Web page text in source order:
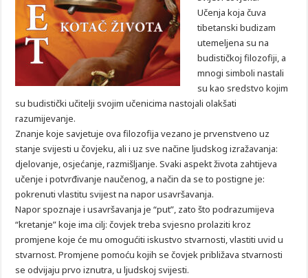
Učenja koja čuva
tibetanski budizam
utemeljena su na
budističkoj filozofiji, a
mnogi simboli nastali
su kao sredstvo kojim
su budistički učitelji svojim učenicima nastojali olakšati
razumijevanje.
Znanje koje savjetuje ova filozofija vezano je prvenstveno uz
stanje svijesti u čovjeku, ali i uz sve načine ljudskog izražavanja:
djelovanje, osjećanje, razmišljanje. Svaki aspekt života zahtijeva
učenje i potvrđivanje naučenog, a način da se to postigne je:
pokrenuti vlastitu svijest na napor usavršavanja.
Napor spoznaje i usavršavanja je “put”, zato što podrazumijeva
“kretanje” koje ima cilj: čovjek treba svjesno prolaziti kroz
promjene koje će mu omogućiti iskustvo stvarnosti, vlastiti uvid u
stvarnost. Promjene pomoću kojih se čovjek približava stvarnosti
se odvijaju prvo iznutra, u ljudskoj svijesti.